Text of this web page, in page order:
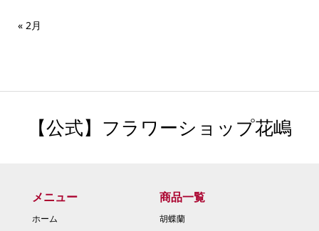
« 2月
【公式】フラワーショップ花嶋
メニュー
ホーム
商品一覧
胡蝶蘭